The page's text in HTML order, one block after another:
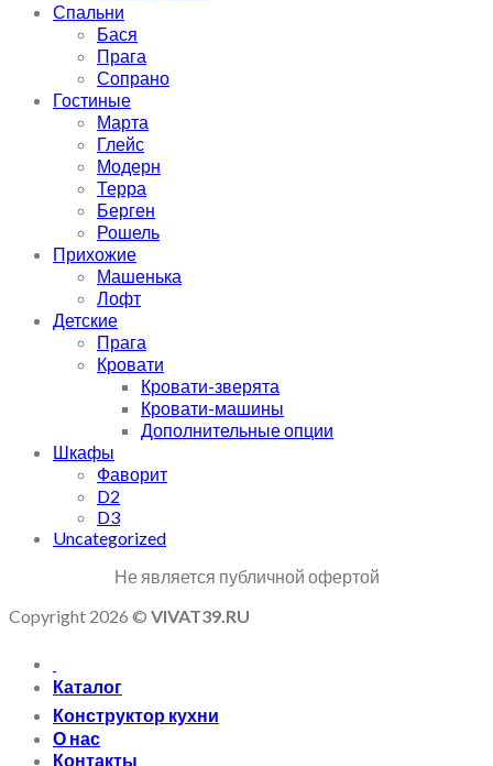
Спальни
Бася
Прага
Сопрано
Гостиные
Марта
Глейс
Модерн
Терра
Берген
Рошель
Прихожие
Машенька
Лофт
Детские
Прага
Кровати
Кровати-зверята
Кровати-машины
Дополнительные опции
Шкафы
Фаворит
D2
D3
Uncategorized
Не является публичной офертой
Copyright 2026 © VIVAT39.RU
Каталог
Конструктор кухни
О нас
Контакты